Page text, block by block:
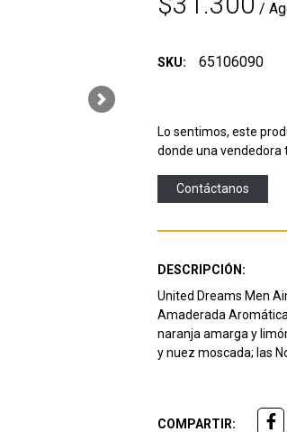
Next
/
SKU: 65106090
Lo sentimos, este
donde una vendedora
Contáctanos
DESCRIPCIÓN:
United Dreams Men
Amaderada
naranja amarga y
y nuez moscada; las
COMPARTIR: